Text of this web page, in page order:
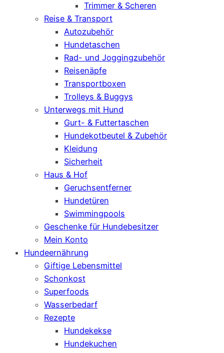
Trimmer & Scheren
Reise & Transport
Autozubehör
Hundetaschen
Rad- und Joggingzubehör
Reisenäpfe
Transportboxen
Trolleys & Buggys
Unterwegs mit Hund
Gurt- & Futtertaschen
Hundekotbeutel & Zubehör
Kleidung
Sicherheit
Haus & Hof
Geruchsentferner
Hundetüren
Swimmingpools
Geschenke für Hundebesitzer
Mein Konto
Hundeernährung
Giftige Lebensmittel
Schonkost
Superfoods
Wasserbedarf
Rezepte
Hundekekse
Hundekuchen